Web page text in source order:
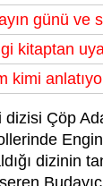
günü ve
kitaptan
kimi
dizisi Çöp
dizinin